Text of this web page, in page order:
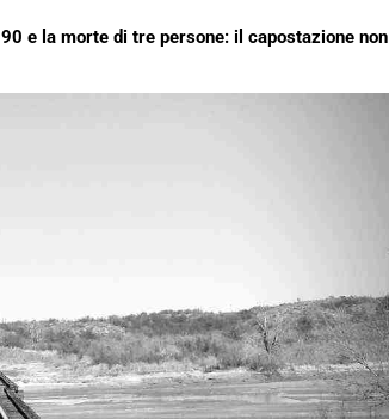
e la morte di tre persone: il capostazione non